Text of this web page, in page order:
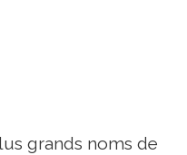
grands noms de